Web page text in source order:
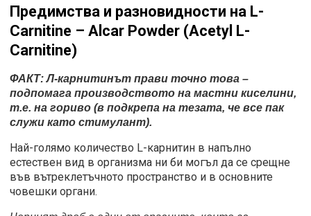
Предимства и разновидности на L-
Carnitine – Alcar Powder (Acetyl L-
Carnitine)
ФАКТ: Л-карнитинът прави точно това –
подпомага производството на мастни киселини,
т.е. на гориво (в подкрепа на тезата, че все пак
служи като стимулант).
Най-голямо количество L-карнитин в напълно
естествен вид в организма ни би могъл да се срещне
във вътреклетъчното пространство и в основните
човешки органи.